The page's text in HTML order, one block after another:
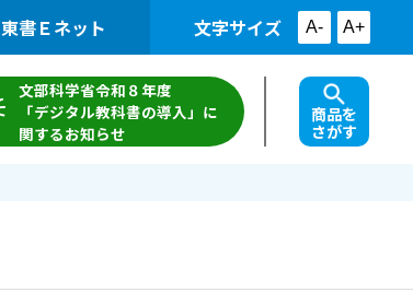
東書Ｅネット 文字サイズ A- A+
文部科学省令和８年度
「デジタル教科書の導入」に
関するお知らせ
商品を
さがす